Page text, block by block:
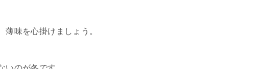
味を心掛けましょう。